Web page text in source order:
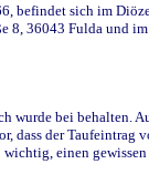
befindet sich im
8, 36043 Fulda und
wurde bei behalten.
dass der
einen